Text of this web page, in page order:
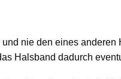
nie den eines
Halsband dadurch